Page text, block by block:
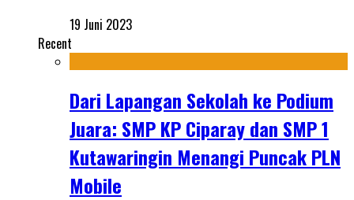
19 Juni 2023
Recent
Dari Lapangan Sekolah ke Podium
Juara: SMP KP Ciparay dan SMP 1
Kutawaringin Menangi Puncak PLN
Mobile